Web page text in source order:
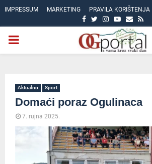
IMPRESSUM MARKETING PRAVILA KORIŠTENJA
FACEBOOK
TWITTER
INSTAGRAM
YOUTUBE
EMAIL
RSS
PRIMARY
Aktualno Sport
Domaći poraz Ogulinaca
7. rujna 2025.